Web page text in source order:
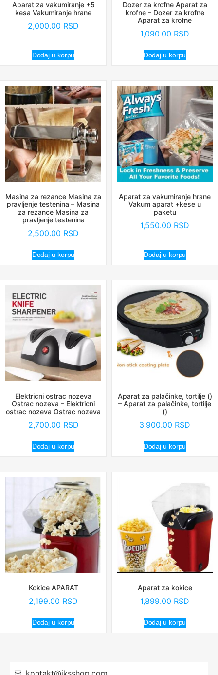
Aparat za vakumiranje +5
kesa Vakumiranje hrane
2,000.00 RSD
Dodaj u korpu
Dozer za krofne Aparat za
krofne – Dozer za krofne
Aparat za krofne
1,090.00 RSD
Dodaj u korpu
Masina za rezance Masina za
pravljenje testenina – Masina
za rezance Masina za
pravljenje testenina
2,500.00 RSD
Dodaj u korpu
Aparat za vakumiranje hrane
Vakum aparat +kese u
paketu
1,550.00 RSD
Dodaj u korpu
Elektricni ostrac nozeva
Ostrac nozeva – Elektricni
ostrac nozeva Ostrac nozeva
2,700.00 RSD
Dodaj u korpu
Aparat za palačinke, tortilje ()
– Aparat za palačinke, tortilje
()
3,900.00 RSD
Dodaj u korpu
Kokice APARAT
2,199.00 RSD
Dodaj u korpu
Aparat za kokice
1,899.00 RSD
Dodaj u korpu